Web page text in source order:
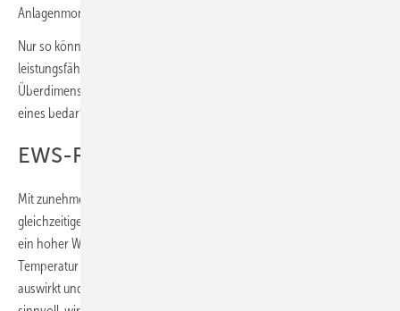
Anlagenmonitoring eine Art Verpflichtung für den Betreiber.
Nur so könne das Temperaturniveau im Verteilnetz dauerhaft
leistungsfähig gehalten werden. Von wirtschaftlich fragwürdigen
Überdimensionierungen rät Kuntz ab und favorisiert eher die Option
eines bedarfsgeführten Ausbaus der geothermischen Primärquellen.
EWS-Regeneration immer wichtiger
Mit zunehmender Verbreitung von Erdwärmesonden bei
gleichzeitiger Verdichtung der Bebauung stellt sich die Frage, wie sich
ein hoher Wärmeentzug über einen Zeitraum von 50 Jahren auf die
Temperatur im Erdreich und damit auf die Effizienz der Wärmepumpe
auswirkt und welche Maßnahmen zur Regeneration des Erdreichs